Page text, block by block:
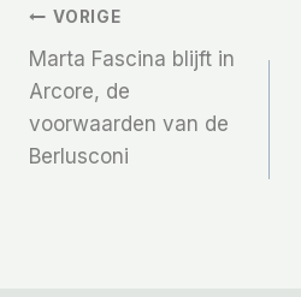
Bericht
Navigatie
VORIGE
Marta Fascina blijft in
Arcore, de
voorwaarden van de
Berlusconi